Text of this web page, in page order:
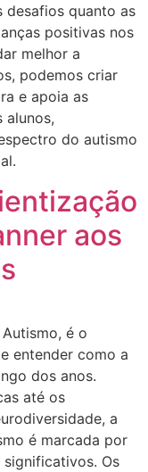
desafios quanto as
positivas nos
melhor a
podemos criar
e apoia as
alunos,
do autismo
aos
é o
entender como a
dos anos.
até os
a
é marcada por
Os